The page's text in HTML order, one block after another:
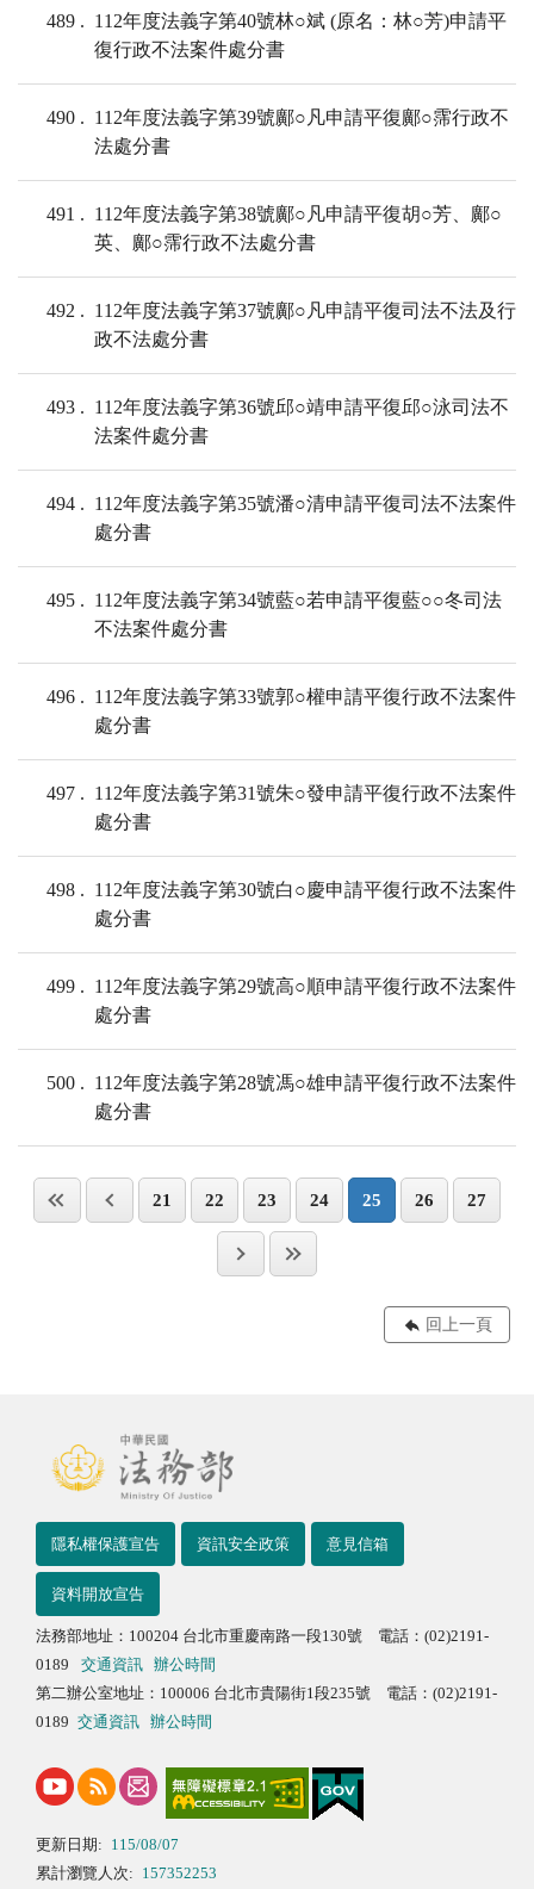
489
112年度法義字第40號林○斌 (原名：林○芳)申請平
復行政不法案件處分書
490
112年度法義字第39號鄺○凡申請平復鄺○霈行政不
法處分書
491
112年度法義字第38號鄺○凡申請平復胡○芳、鄺○
英、鄺○霈行政不法處分書
492
112年度法義字第37號鄺○凡申請平復司法不法及行
政不法處分書
493
112年度法義字第36號邱○靖申請平復邱○泳司法不
法案件處分書
494
112年度法義字第35號潘○清申請平復司法不法案件
處分書
495
112年度法義字第34號藍○若申請平復藍○○冬司法
不法案件處分書
496
112年度法義字第33號郭○權申請平復行政不法案件
處分書
497
112年度法義字第31號朱○發申請平復行政不法案件
處分書
498
112年度法義字第30號白○慶申請平復行政不法案件
處分書
499
112年度法義字第29號高○順申請平復行政不法案件
處分書
500
112年度法義字第28號馮○雄申請平復行政不法案件
處分書
21 22 23 24 25 26 27
回上一頁
隱私權保護宣告 資訊安全政策 意見信箱
資料開放宣告
法務部地址：100204 台北市重慶南路一段130號 電話：(02)2191-
0189
交通資訊
辦公時間
第二辦公室地址：100006 台北市貴陽街1段235號 電話：(02)2191-
0189 交通資訊 辦公時間
更新日期: 115/08/07
累計瀏覽人次: 157352253